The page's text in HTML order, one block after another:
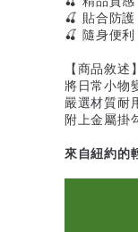
🍒 貼合防
🍒 隨身便
【商品敘述】
將日常小物
嚴選材質耐
附上金屬掛
來自紐約的